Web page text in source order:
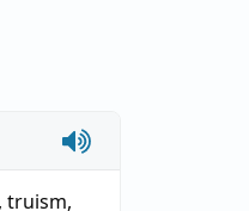
truism,